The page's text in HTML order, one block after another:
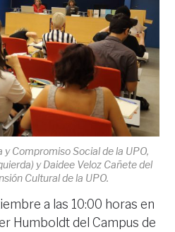
Compromiso Social de la UPO,
y Daidee Veloz Cañete del
Cultural de la UPO.
a las 10:00 horas en
Humboldt del Campus de